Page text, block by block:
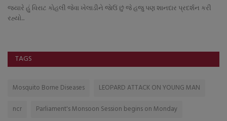
TAGS
Mosquito Borne Diseases
LEOPARD ATTACK ON YOUNG MAN
ncr
Parliament's Monsoon Session begins on Monday